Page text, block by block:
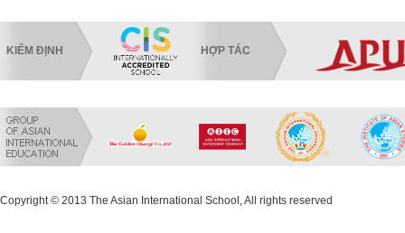
KIỂM ĐỊNH HỢP TÁC
Copyright © 2013 The Asian International School, All rights reserved